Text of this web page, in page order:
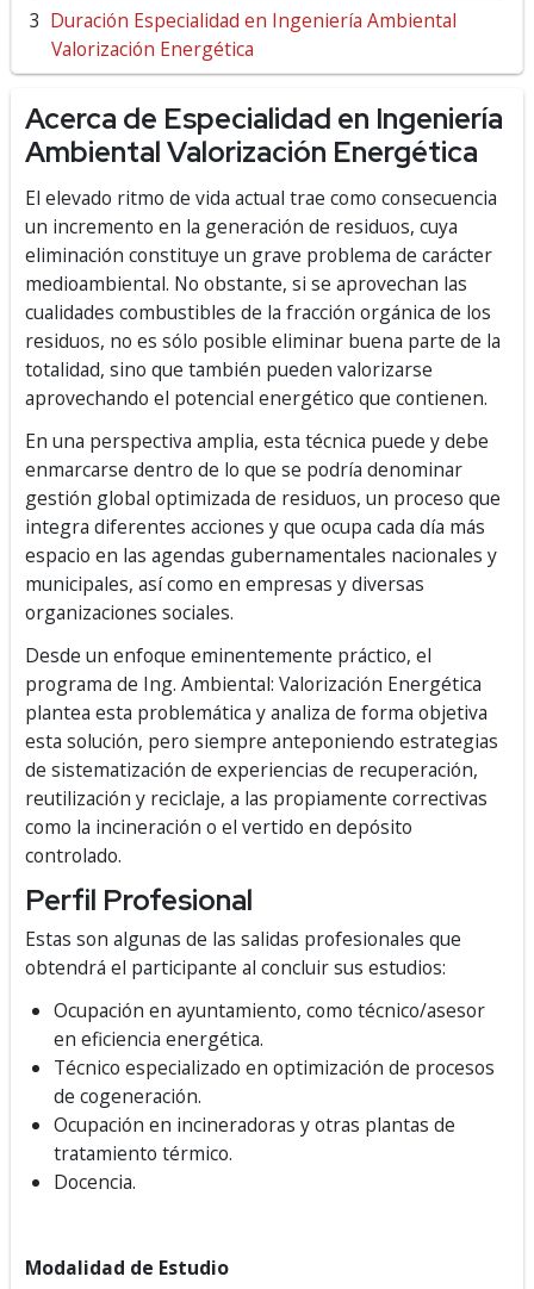
Duración Especialidad en Ingeniería Ambiental
Valorización Energética
Acerca de Especialidad en Ingeniería
Ambiental Valorización Energética
El elevado ritmo de vida actual trae como consecuencia
un incremento en la generación de residuos, cuya
eliminación constituye un grave problema de carácter
medioambiental. No obstante, si se aprovechan las
cualidades combustibles de la fracción orgánica de los
residuos, no es sólo posible eliminar buena parte de la
totalidad, sino que también pueden valorizarse
aprovechando el potencial energético que contienen.
En una perspectiva amplia, esta técnica puede y debe
enmarcarse dentro de lo que se podría denominar
gestión global optimizada de residuos, un proceso que
integra diferentes acciones y que ocupa cada día más
espacio en las agendas gubernamentales nacionales y
municipales, así como en empresas y diversas
organizaciones sociales.
Desde un enfoque eminentemente práctico, el
programa de Ing. Ambiental: Valorización Energética
plantea esta problemática y analiza de forma objetiva
esta solución, pero siempre anteponiendo estrategias
de sistematización de experiencias de recuperación,
reutilización y reciclaje, a las propiamente correctivas
como la incineración o el vertido en depósito
controlado.
Perfil Profesional
Estas son algunas de las salidas profesionales que
obtendrá el participante al concluir sus estudios:
Ocupación en ayuntamiento, como técnico/asesor
en eficiencia energética.
Técnico especializado en optimización de procesos
de cogeneración.
Ocupación en incineradoras y otras plantas de
tratamiento térmico.
Docencia.
Modalidad de Estudio